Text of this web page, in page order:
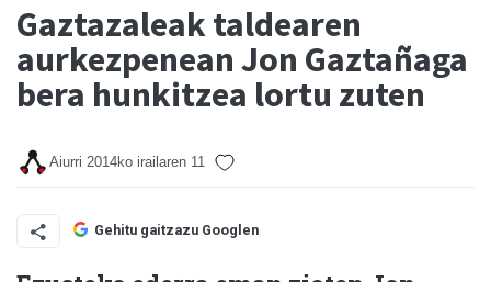
Gaztazaleak taldearen
aurkezpenean Jon Gaztañaga
bera hunkitzea lortu zuten
Aiurri 2014ko irailaren 11
Gehitu gaitzazu Googlen